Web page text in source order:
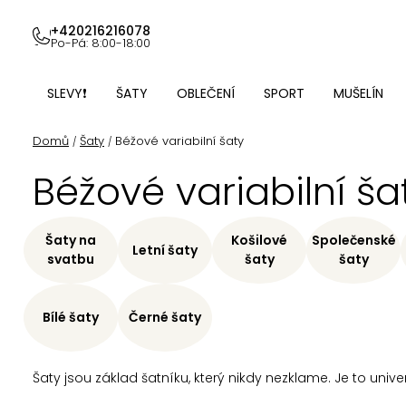
obsah
+420216216078
Po-Pá: 8:00-18:00
SLEVY❗ ŠATY OBLEČENÍ SPORT MUŠELÍN
Domů / Šaty / Béžové variabilní šaty
Béžové variabilní
Šaty jsou základ šatníku, který nikdy nezklame. Je to
Šaty na
svatbu
Letní šaty
Košilové
šaty
Společenské
šaty
Bílé šaty Černé šaty